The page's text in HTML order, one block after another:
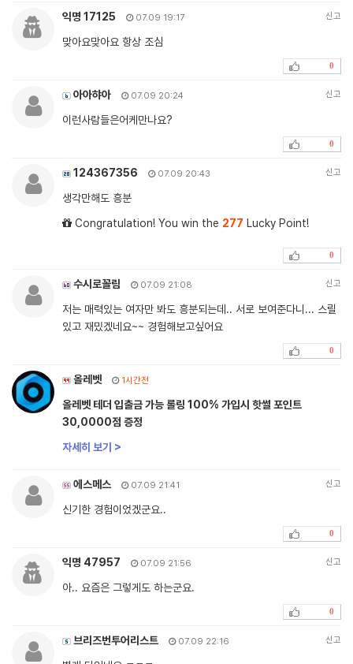
익명 17125 07.09 19:17 신고
맞아요맞아요 항상 조심
0
아아햐아 07.09 20:24 신고
이런사람들은어케만나요?
0
124367356 07.09 20:43 신고
생각만해도 흥분
Congratulation! You win the 277 Lucky Point!
0
수시로꼴림 07.09 21:08 신고
저는 매력있는 여자만 봐도 흥분되는데.. 서로 보여준다니... 스릴
있고 재밌겠네요~~ 경험해보고싶어요
0
올레벳 1시간전
올레벳 테더 입출금 가능 롤링 100% 가입시 핫썰 포인트
30,0000점 증정
자세히 보기 >
에스메스 07.09 21:41 신고
신기한 경험이었겠군요..
0
익명 47957 07.09 21:56 신고
아.. 요즘은 그렇게도 하는군요.
0
브리즈번투어리스트 07.09 22:16 신고